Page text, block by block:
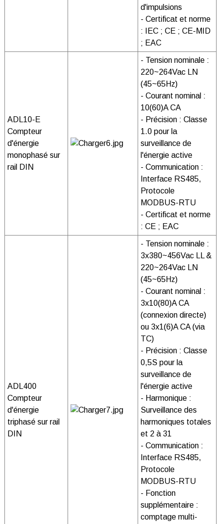
d'impulsions
- Certificat et norme
: IEC ; CE ; CE-MID
; EAC
ADL10-E
Compteur
d'énergie
monophasé sur
rail DIN
- Tension nominale :
220~264Vac LN
(45~65Hz)
- Courant nominal :
10(60)A CA
- Précision : Classe
1.0 pour la
surveillance de
l'énergie active
- Communication :
Interface RS485,
Protocole
MODBUS-RTU
- Certificat et norme
: CE ; EAC
ADL400
Compteur
d'énergie
triphasé sur rail
DIN
- Tension nominale :
3x380~456Vac LL &
220~264Vac LN
(45~65Hz)
- Courant nominal :
3x10(80)A CA
(connexion directe)
ou 3x1(6)A CA (via
TC)
- Précision : Classe
0,5S pour la
surveillance de
l'énergie active
- Harmonique :
Surveillance des
harmoniques totales
et 2 à 31
- Communication :
Interface RS485,
Protocole
MODBUS-RTU
- Fonction
supplémentaire :
comptage multi-